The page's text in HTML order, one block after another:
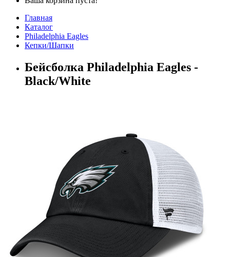
Главная
Каталог
Philadelphia Eagles
Кепки/Шапки
Бейсболка Philadelphia Eagles -
Black/White